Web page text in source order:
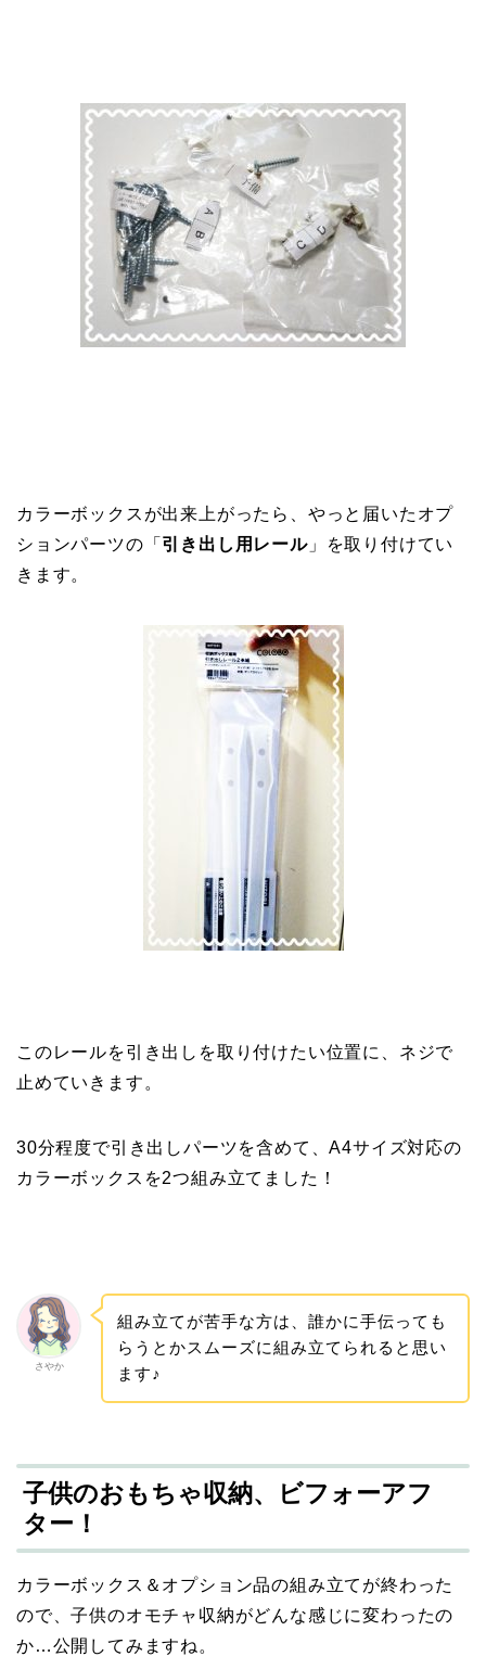
カラーボックスが出来上がったら、やっと届いたオプ
ションパーツの「 引き出し用レール」を取り付けてい
きます。
このレールを引き出しを取り付けたい位置に、ネジで
止めていきます。
30分程度で引き出しパーツを含めて、A4サイズ対応の
カラーボックスを2つ組み立てました！
さやか
組み立てが苦手な方は、誰かに手伝っても
らうとかスムーズに組み立てられると思い
ます♪
子供のおもちゃ収納、ビフォーアフ
ター！
カラーボックス＆オプション品の組み立てが終わった
ので、子供のオモチャ収納がどんな感じに変わったの
か…公開してみますね。